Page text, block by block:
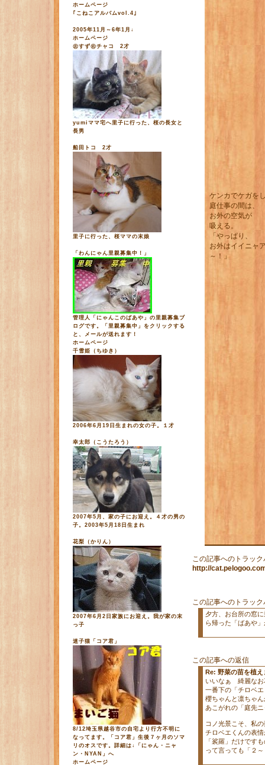
ホームページ
｢こねこアルバムvol.4｣
2005年11月～6年1月↓
ホームページ
㊧すず㊨チャコ 2才
yumiママ宅へ里子に行った、桜の長女と
長男
船田トコ 2才
里子に行った、桜ママの末娘
「わんにゃん里親募集中！」
管理人「にゃんこのばあや」の里親募集ブ
ログです。「里親募集中」をクリックする
と、メールが送れます！
ホームページ
千雪姫（ちゆき）
2006年6月19日生まれの女の子。１才
幸太郎（こうたろう）
2007年5月、家の子にお迎え。４才の男の
子。2003年5月18日生まれ
花梨（かりん）
2007年6月2日家族にお迎え。我が家の末
っ子
迷子猫「コア君」
8/12埼玉県越谷市の自宅より行方不明に
なってます。「コア君」生後７ヶ月のソマ
リのオスです。詳細は↓「にゃん・ニャ
ン・NYAN」へ
ホームページ
ケンカでケガを
庭仕事の間は、
お外の空気が
吸える。
「やっぱり、
お外はイイニャ
～！」
この記事へのトラッ
http://
この記事へのトラック
夕方、お台所の窓
ら帰った「ばあや
この記事への返信
Re: 野菜の苗を植え
いいなぁ 綺麗なお
一番下の「チロベ
櫻ちゃんと凛ちゃ
あこがれの「庭先
コノ光景こそ、私
チロベエくんの表
「裟羅」だけです
って言っても「２